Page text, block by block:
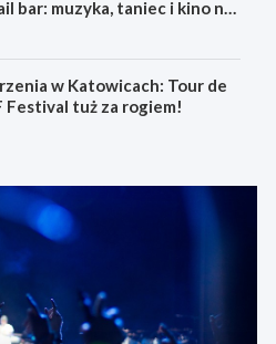
bar: muzyka, taniec i kino na
w Katowicach: Tour de
Festival tuż za rogiem!